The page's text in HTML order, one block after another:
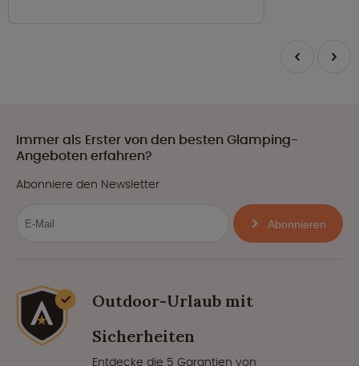
Immer als Erster von den besten Glamping-
Angeboten erfahren?
Abonniere den Newsletter
Abonnieren
Outdoor-Urlaub mit
Sicherheiten
Entdecke die 5 Garantien von